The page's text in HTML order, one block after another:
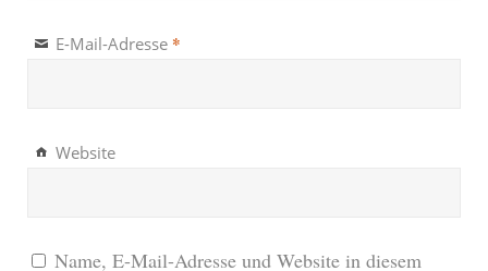
E-Mail-Adresse *
Website
Name, E-Mail-Adresse und Website in diesem